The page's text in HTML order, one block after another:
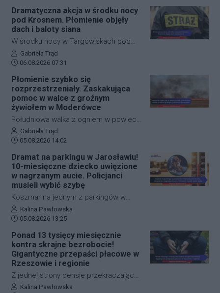
Stalowej Woli doszło do zdarzenia,
które znajdzie swój finał w sądzie.
Mężczyzna, który wymachiwał wobec
przechodnia scyzorykiem, po
zatrzymaniu przez policję przekonywał,
że cała sytuacja była jedynie
jednak na ten temat zupełnie inne
zdanie.
Dramatyczna akcja w środku nocy
pod Krosnem. Płomienie objęły
dach i baloty siana
W środku nocy w Targowiskach pod
Krosnem doszło do groźnego pożaru
na terenie stadniny koni. Ogień z
palących się balotów siana przeniósł
się na budynek, w którym znajdowały
się dziesiątki zwierząt. Dzięki
błyskawicznej i zdecydowanej akcji
strażaków udało się opanować sytuację
i zapobiec najgorszemu.
Autor artykułu:
Gabriela Trąd
Data dodania artykułu:
06.08.2026 07:31
Płomienie szybko się
rozprzestrzeniały. Zaskakująca
pomoc w walce z groźnym
żywiołem w Moderówce
Południowa walka z ogniem w powiecie
krośnieńskim wymagała
natychmiastowej interwencji służb
Moderówka doszło do rozległego
pożaru ścierniska, który ze względu na
panujące warunki zaczął się
gwałtownie rozprzestrzeniać. W akcji
gaśniczej wzięło udział aż siedem
zastępów straży pożarnej, a
okazał się manewr wykonany przez
jednego z miejscowych rolników.
Autor artykułu:
Gabriela Trąd
Data dodania artykułu:
05.08.2026 14:02
Dramat na parkingu w Jarosławiu!
10-miesięczne dziecko uwięzione
w nagrzanym aucie. Policjanci
musieli wybić szybę
Koszmar na jednym z parkingów w
Jarosławiu. Młoda matka przypadkowo
zatrzasnęła kluczyki w samochodzie, w
miesięczne dziecko. Wskutek upału
temperatura w pojeździe rosła z minuty
na minutę. Wezwani na miejsce
policjanci użyli siły i bezpiecznie
wydostali malucha ze śmiertelnej
Autor artykułu:
Kalina Pawłowska
Data dodania artykułu:
05.08.2026 13:25
Ponad 13 tysięcy miesięcznie
kontra skrajne bezrobocie!
Gigantyczne przepaści płacowe w
Rzeszowie i regionie
Z jednej strony pensje przekraczające
13 tysięcy złotych brutto i sektory,
Autor artykułu:
Kalina Pawłowska